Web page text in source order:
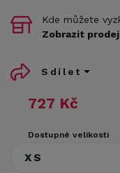
727 Kč
Dostupné velikosti
XS
Kde můžete
Zobrazit
Sdílet